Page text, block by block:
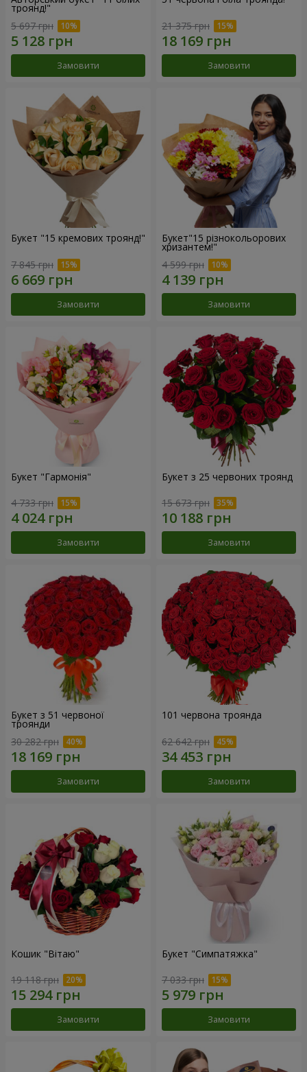
троянд!"
5 697 грн
Замовити
21 375 грн
Замовити
Букет "15 кремових троянд!"
7 845 грн
Замовити
Букет"15 різнокольорових
хризантем!"
4 599 грн
Замовити
Букет "Гармонія"
4 733 грн
Замовити
Букет з 25 червоних троянд
15 673 грн
Замовити
Букет з 51 червоної
троянди
30 282 грн
Замовити
101 червона троянда
62 642 грн
Замовити
Кошик "Вітаю"
19 118 грн
Замовити
Букет "Симпатяжка"
7 033 грн
Замовити